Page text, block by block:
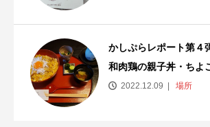
かしぷらレポート第４
和肉鶏の親子丼・ちよ
2022.12.09 場所